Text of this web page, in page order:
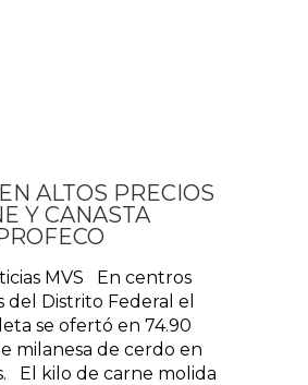
ALTOS PRECIOS
Y CANASTA
MVS En centros
del Distrito Federal el
se ofertó en 74.90
milanesa de cerdo en
El kilo de carne molida